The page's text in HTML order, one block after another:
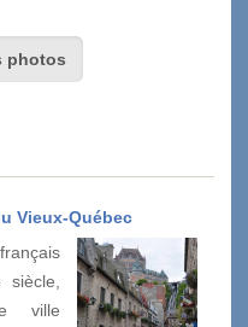
photos
Vieux-Québec
ville